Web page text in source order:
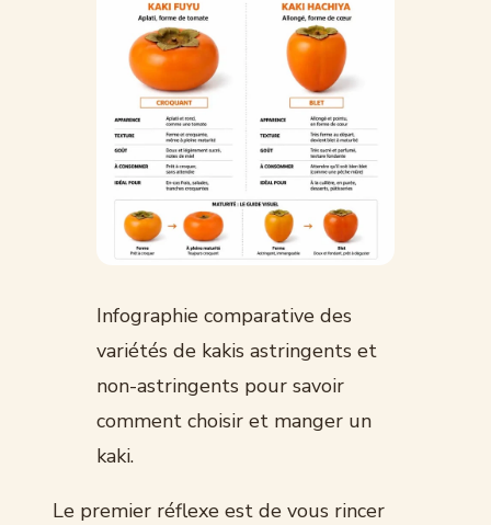
Infographie comparative des
variétés de kakis astringents et
non-astringents pour savoir
comment choisir et manger un
kaki.
Le premier réflexe est de vous rincer